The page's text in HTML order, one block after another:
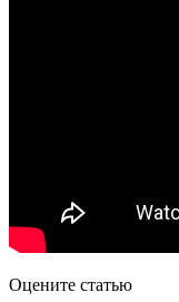
Оцените статью